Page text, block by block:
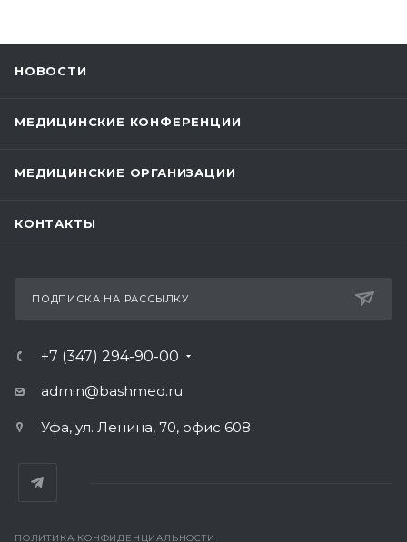
НОВОСТИ
МЕДИЦИНСКИЕ КОНФЕРЕНЦИИ
МЕДИЦИНСКИЕ ОРГАНИЗАЦИИ
КОНТАКТЫ
ПОДПИСКА НА РАССЫЛКУ
+7 (347) 294-90-00
admin@bashmed.ru
Уфа, ул. Ленина, 70, офис 608
ПОЛИТИКА КОНФИДЕНЦИАЛЬНОСТИ